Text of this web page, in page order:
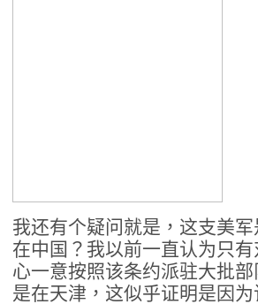
我还有个疑问就是，这支美
在中国？我以前一直认为只
心一意按照该条约派驻大批
是在天津，这似乎证明是因